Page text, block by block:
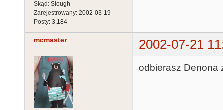
Skąd: Slough
Zarejestrowany: 2002-03-19
Posty: 3,184
mcmaster 2002-07-21
odbierasz Denona